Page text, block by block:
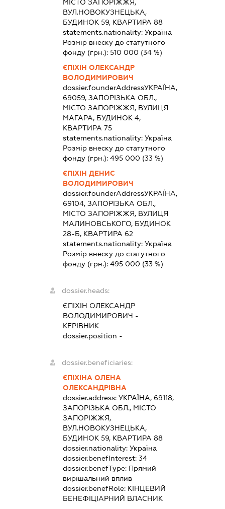
МІСТО ЗАПОРІЖЖЯ,
ВУЛ.НОВОКУЗНЕЦЬКА,
БУДИНОК 59, КВАРТИРА 88
statements.nationality:Україна
Розмір внеску до статутного
фонду (грн.):510 000 (34 %)
ЄПІХІН ОЛЕКСАНДР
ВОЛОДИМИРОВИЧ
dossier.founderAddressУКРАЇНА,
69059, ЗАПОРІЗЬКА ОБЛ.,
МІСТО ЗАПОРІЖЖЯ, ВУЛИЦЯ
МАГАРА, БУДИНОК 4,
КВАРТИРА 75
statements.nationality:Україна
Розмір внеску до статутного
фонду (грн.):495 000 (33 %)
ЄПІХІН ДЕНИС
ВОЛОДИМИРОВИЧ
dossier.founderAddressУКРАЇНА,
69104, ЗАПОРІЗЬКА ОБЛ.,
МІСТО ЗАПОРІЖЖЯ, ВУЛИЦЯ
МАЛИНОВСЬКОГО, БУДИНОК
28-Б, КВАРТИРА 62
statements.nationality:Україна
Розмір внеску до статутного
фонду (грн.):495 000 (33 %)
dossier.heads:
ЄПІХІН ОЛЕКСАНДР
ВОЛОДИМИРОВИЧ -
КЕРІВНИК
dossier.position -
dossier.beneficiaries:
ЄПІХІНА ОЛЕНА
ОЛЕКСАНДРІВНА
dossier.address:УКРАЇНА, 69118,
ЗАПОРІЗЬКА ОБЛ., МІСТО
ЗАПОРІЖЖЯ,
ВУЛ.НОВОКУЗНЕЦЬКА,
БУДИНОК 59, КВАРТИРА 88
dossier.nationality:Україна
dossier.benefInterest:34
dossier.benefType: Прямий
вирішальний вплив
dossier.benefRole: КІНЦЕВИЙ
БЕНЕФІЦІАРНИЙ ВЛАСНИК